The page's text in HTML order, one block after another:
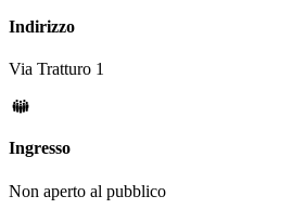
Indirizzo
Via Tratturo 1
Ingresso
Non aperto al pubblico